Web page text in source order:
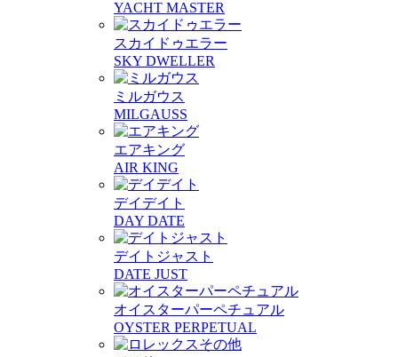
YACHT MASTER
スカイドゥエラー
SKY DWELLER
ミルガウス
MILGAUSS
エアキング
AIR KING
デイデイト
DAY DATE
デイトジャスト
DATE JUST
オイスターパーペチュアル
OYSTER PERPETUAL